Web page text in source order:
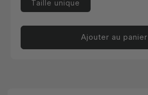
Taille unique
Ajouter au panier